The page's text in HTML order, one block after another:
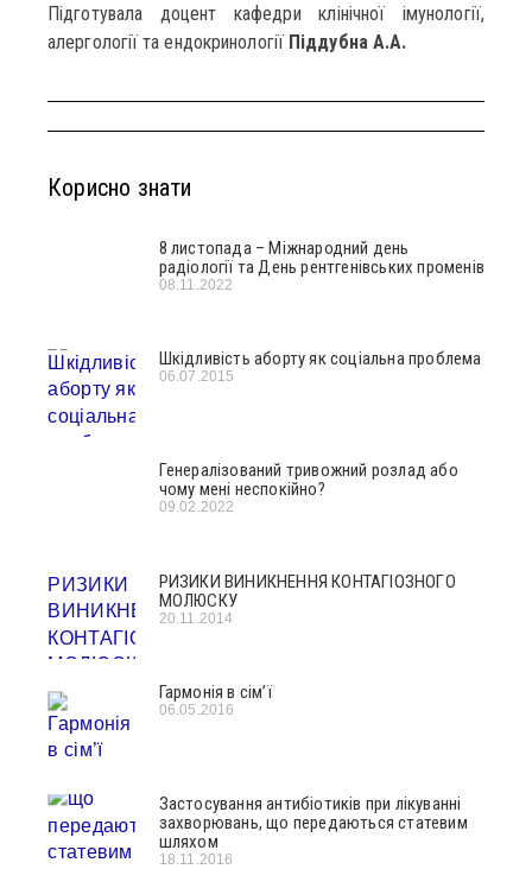
Підготувала доцент кафедри клінічної імунології,
алергології та ендокринології Піддубна А.А.
Корисно знати
8 листопада – Міжнародний день
радіології та День рентгенівських променів
08.11.2022
Шкідливість аборту як соціальна проблема
06.07.2015
Генералізований тривожний розлад або
чому мені неспокійно?
09.02.2022
РИЗИКИ ВИНИКНЕННЯ КОНТАГІОЗНОГО
МОЛЮСКУ
20.11.2014
Гармонія в сім’ї
06.05.2016
Застосування антибіотиків при лікуванні
захворювань, що передаються статевим
шляхом
18.11.2016